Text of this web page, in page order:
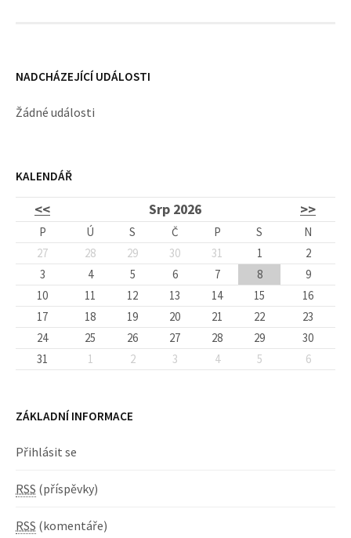
NADCHÁZEJÍCÍ UDÁLOSTI
Žádné události
KALENDÁŘ
<< Srp 2026 >>
P Ú S Č P S
N
27
28 29 30 31 1
2
3
4 5 6 7 8
9
10
11 12 13 14 15
16
17
18 19 20 21 22
23
24
25 26 27 28 29
30
31
1 2 3 4 5 6
ZÁKLADNÍ INFORMACE
Přihlásit se
RSS (příspěvky)
RSS (komentáře)